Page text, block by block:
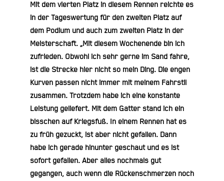
Mit dem vierten Platz in diesem Rennen reichte es
in der Tageswertung für den zweiten Platz auf
dem Podium und auch zum zweiten Platz in der
Meisterschaft. „Mit diesem Wochenende bin ich
zufrieden. Obwohl ich sehr gerne im Sand fahre,
ist die Strecke hier nicht so mein Ding. Die engen
Kurven passen nicht immer mit meinem Fahrstil
zusammen. Trotzdem habe ich eine konstante
Leistung geliefert. Mit dem Gatter stand ich ein
bisschen auf Kriegsfuß. In einem Rennen hat es
zu früh gezuckt, ist aber nicht gefallen. Dann
habe ich gerade hinunter geschaut und es ist
sofort gefallen. Aber alles nochmals gut
gegangen, auch wenn die Rückenschmerzen noch